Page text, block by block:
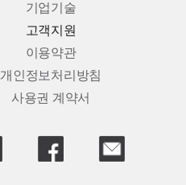
기업기술
고객지원
이용약관
개인정보처리방침
사용권 계약서